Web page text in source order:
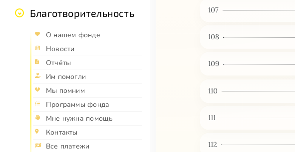
Благотворительность
О нашем фонде
Новости
Отчёты
Им помогли
Мы помним
Программы фонда
Мне нужна помощь
Контакты
Все платежи
107
108
109
110
111
112